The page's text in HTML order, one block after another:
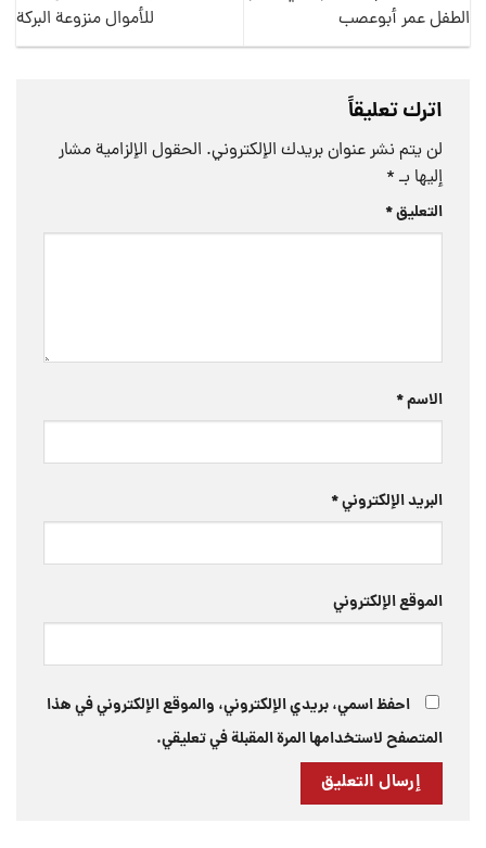
الطفل عمر أبوعصب
للأموال منزوعة البركة
اترك تعليقاً
لن يتم نشر عنوان بريدك الإلكتروني. الحقول الإلزامية مشار
إليها بـ *
التعليق*
الاسم*
البريد الإلكتروني*
الموقع الإلكتروني
احفظ اسمي، بريدي الإلكتروني، والموقع الإلكتروني في هذا
المتصفح لاستخدامها المرة المقبلة في تعليقي.